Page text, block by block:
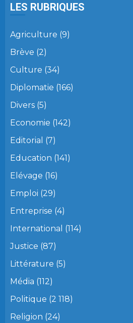
LES RUBRIQUES
Agriculture (9)
Brève (2)
Culture (34)
Diplomatie (166)
Divers (5)
Economie (142)
Editorial (7)
Education (141)
Elévage (16)
Emploi (29)
Entreprise (4)
International (114)
Justice (87)
Littérature (5)
Média (112)
Politique (2 118)
Religion (24)